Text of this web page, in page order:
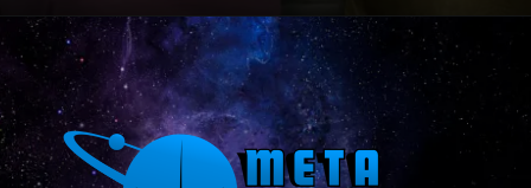
Opening